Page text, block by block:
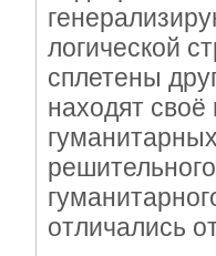
логической
сплетены
находят своё
отличались